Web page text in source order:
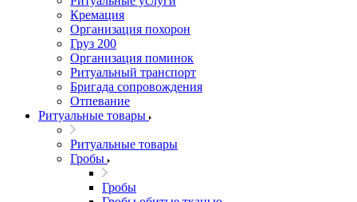
Кремация
Организация похорон
Груз 200
Организация поминок
Ритуальный транспорт
Бригада сопровождения
Отпевание
Ритуальные товары
Ритуальные товары
Гробы
Гробы